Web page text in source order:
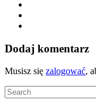
Dodaj komentarz
Musisz się zalogować,